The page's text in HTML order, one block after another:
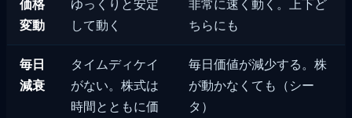
価格
変動
ゆっくりと安定
して動く
非常に速く動く。上下ど
ちらにも
毎日
減衰
タイムディケイ
がない。株式は
時間とともに価
毎日価値が減少する。株
が動かなくても（シー
タ）